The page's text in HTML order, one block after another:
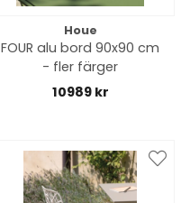
Houe
FOUR alu bord 90x90 cm
- fler färger
10989 kr